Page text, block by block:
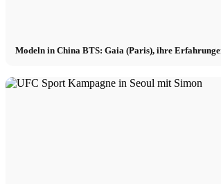
Beïnvloeder
Modeln in China BTS: Gaia (Paris), ihre